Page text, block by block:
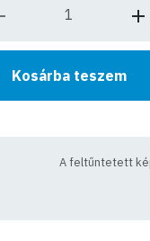
Kosárba teszem
A feltűntetett